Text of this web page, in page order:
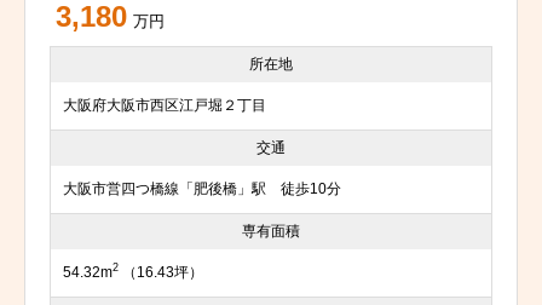
3,180 万円
所在地
大阪府大阪市西区江戸堀２丁目
交通
大阪市営四つ橋線「肥後橋」駅 徒歩10分
専有面積
54.32m2 （16.43坪）